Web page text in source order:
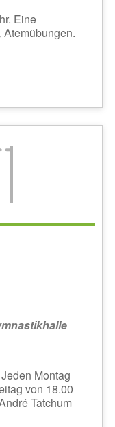
Eine
Montag
von 18.00
Tatchum